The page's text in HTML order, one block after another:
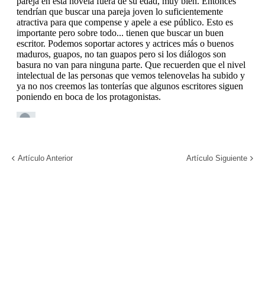
Artículo Anterior Artículo Siguiente